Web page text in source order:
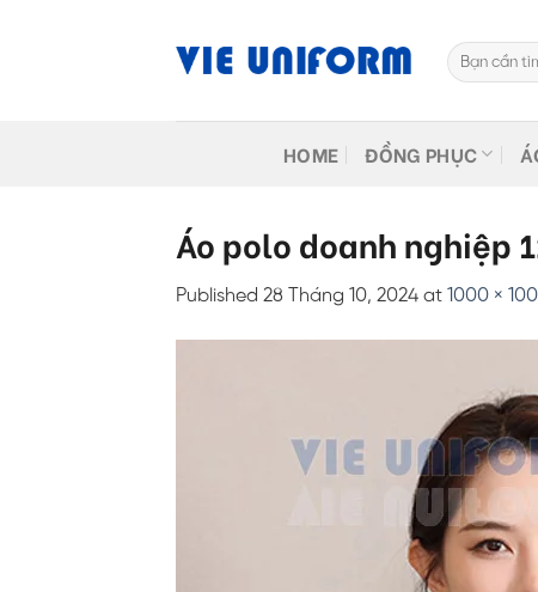
Tìm
kiếm:
HOME ĐỒNG PHỤC
Áo polo doanh nghiệp
Published 28 Tháng 10, 2024 at 1000 ×